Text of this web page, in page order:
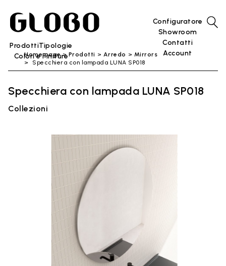
ProdottiTipologie
Colori e Finiture
Configuratore
Showroom
Contatti
Account
Home page Prodotti Arredo
Mirrors
Specchiera con lampada LUNA SP018
Specchiera con lampada LUNA SP018
Collezioni